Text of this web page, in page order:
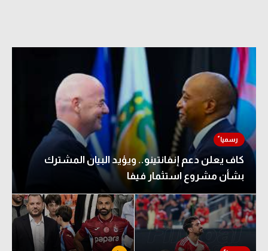
كاف يعلن دعم إنفانتينو.. ويؤيد البيان المشترك
بشأن مشروع استثمار فيفا